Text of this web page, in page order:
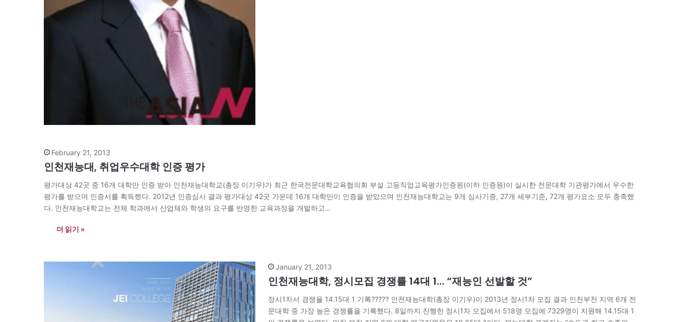
February 21, 2013
인천재능대, 취업우수대학 인증 평가
평가대상 42곳 중 16개 대학만 인증 받아 인천재능대학교(총장 이기우)가 최근 한국전문대학교육협의회 부설 고등직업교육평가인증원(이하 인증원)이 실시한 전문대학 기관평가에서 우수한
평가를 받으며 인증서를 획득했다. 2012년 인증심사 결과 평가대상 42곳 가운데 16개 대학만이 인증을 받았으며 인천재능대학교는 9개 심사기중, 27개 세부기준, 72개 평가요소 모두 충족했
다. 인천재능대학교는 전체 학과에서 산업체와 학생의 요구를 반영한 교육과정을 개발하고…
더 읽기 »
January 21, 2013
인천재능대학, 정시모집 경쟁률 14대 1… “재능인 선발할 것”
정시1차서 경쟁율 14.15대 1 기록????? 인천재능대학(총장 이기우)이 2013년 정시1차 모집 결과 인천부천 지역 6개 전
문대학 중 가장 높은 경쟁률을 기록했다. 8일까지 진행한 정시1차 모집에서 518명 모집에 7329명이 지원해 14.15대 1